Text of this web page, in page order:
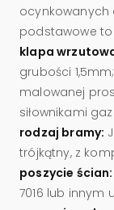
ocynkowanych
podstawowe to
klapa
grubości
malowanej
siłownikami
rodzaj bramy:
trójkątny, z
poszycie ścian:
7016 lub innym